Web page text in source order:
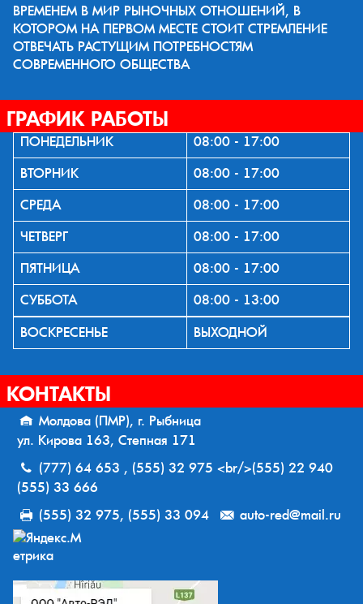
ВРЕМЕНЕМ В МИР РЫНОЧНЫХ ОТНОШЕНИЙ, В
КОТОРОМ НА ПЕРВОМ МЕСТЕ СТОИТ СТРЕМЛЕНИЕ
ОТВЕЧАТЬ РАСТУЩИМ ПОТРЕБНОСТЯМ
СОВРЕМЕННОГО ОБЩЕСТВА
ГРАФИК РАБОТЫ
ПОНЕДЕЛЬНИК
08:00 - 17:00
ВТОРНИК
08:00 - 17:00
СРЕДА
08:00 - 17:00
ЧЕТВЕРГ
08:00 - 17:00
ПЯТНИЦА
08:00 - 17:00
СУББОТА
08:00 - 13:00
ВОСКРЕСЕНЬЕ
ВЫХОДНОЙ
КОНТАКТЫ
Молдова (ПМР), г. Рыбница
ул. Кирова 163, Степная 171
(777) 64 653 , (555) 32 975 <br/>(555) 22 940
(555) 33 666
(555) 32 975, (555) 33 094
auto-red@mail.ru